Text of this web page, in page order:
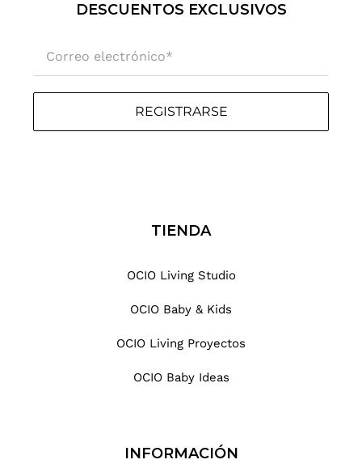
DESCUENTOS EXCLUSIVOS
REGISTRARSE
TIENDA
OCIO Living Studio
OCIO Baby & Kids
OCIO Living Proyectos
OCIO Baby Ideas
INFORMACIÓN